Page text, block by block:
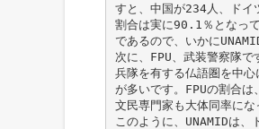
すと、中国が234人、ドイ
割合は実に90.1％となっ
であるので、いかに
次に、FPU、武装警察隊
兵隊を有する仏語圏を中
が多いです。FPUの割合
文民専門家も大体同率にな
このように、UNAMIDは